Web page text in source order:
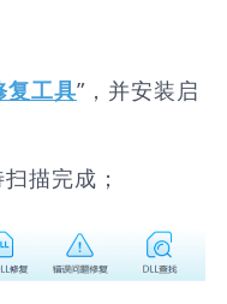
复工具”，并安装启
描完成；